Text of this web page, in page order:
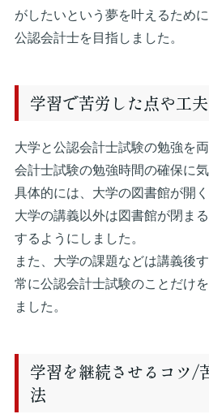
がしたいという夢を叶えるため
公認会計士を目指しました。
学習で苦労した点や工
大学と公認会計士試験の勉強を
会計士試験の勉強時間の確保に
具体的には、大学の図書館が開
大学の講義以外は図書館が閉ま
するようにしました。
また、大学の課題などは講義後
常に公認会計士試験のことだけ
ました。
学習を継続させるコツ/
法